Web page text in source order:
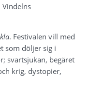
. Festivalen vill med
som döljer sig i
svartsjukan, begäret
krig, dystopier,